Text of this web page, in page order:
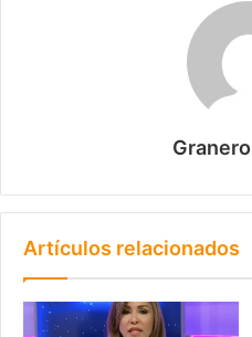
Artículos relacionados